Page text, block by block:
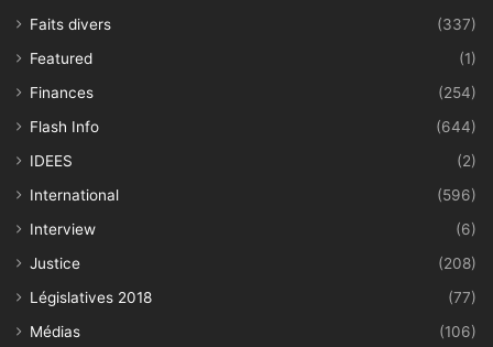
Faits divers
(337)
Featured
(1)
Finances
(254)
Flash Info
(644)
IDEES
(2)
International
(596)
Interview
(6)
Justice
(208)
Législatives 2018
(77)
Médias
(106)